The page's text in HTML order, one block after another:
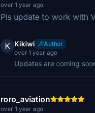
over 1 year ago
Pls update to work with
K Kikiwi
Author
over 1 year ago
Updates are coming
roro_aviation
over 1 year ago